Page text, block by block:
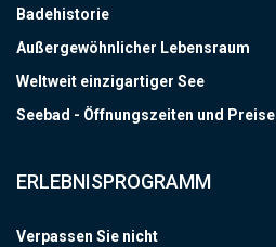
Badehistorie
Außergewöhnlicher Lebensraum
Weltweit einzigartiger See
Seebad - Öffnungszeiten und Preise
ERLEBNISPROGRAMM
Verpassen Sie nicht